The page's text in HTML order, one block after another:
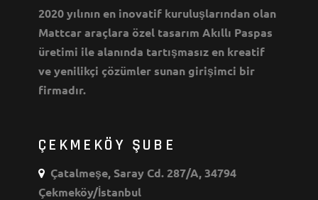
2020 yılının en inovatif kuruluşlarından olan
Mattcar araçlara özel tasarım Akıllı Paspas
üretimi ile alanında tartışmasız en kreatif
ve yenilikçi çözümler sunan girişimci bir
firmadır.
ÇEKMEKÖY ŞUBE
Çatalmeşe, Saray Cd. 287/A, 34794
Çekmeköy/İstanbul